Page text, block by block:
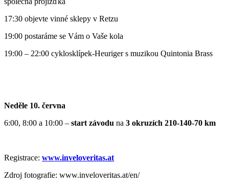
17:30 objevte vinné sklepy v Retzu
19:00 postaráme se Vám o Vaše kola
19:00 – 22:00 cyklosklípek-Heuriger s muzikou Quintonia Brass
Neděle 10. června
6:00, 8:00 a 10:00 – start závodu na 3 okruzích 210-140-70 km
Registrace: www.inveloveritas.at
Zdroj fotografie: www.inveloveritas.at/en/